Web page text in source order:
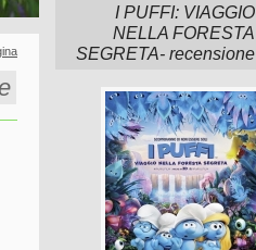
I PUFFI: VIAGGIO
NELLA FORESTA
SEGRETA- recensione